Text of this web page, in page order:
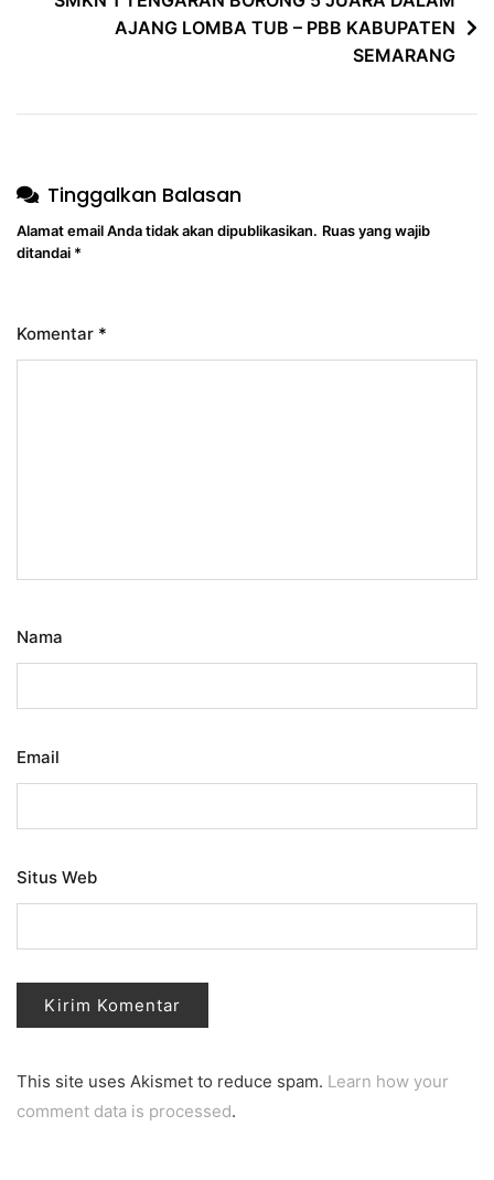
AJANG LOMBA TUB – PBB KABUPATEN
SEMARANG
Tinggalkan Balasan
Alamat email Anda tidak akan dipublikasikan. Ruas yang wajib
ditandai *
Komentar *
Nama
Email
Situs Web
This site uses Akismet to reduce spam. Learn how your
comment data is processed.